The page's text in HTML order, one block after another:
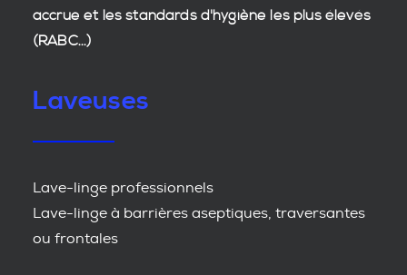
accrue et lesstandards d'hygiène les plus élevés
(RABC...)
Laveuses
Lave-linge professionnels
Lave-linge à barrières aseptiques, traversantes
ou frontales